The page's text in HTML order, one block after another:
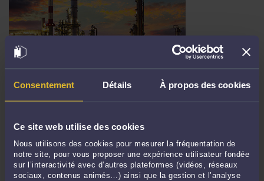
Consentement Détails À propos des cookies
Ce site web utilise des cookies
Nous utilisons des cookies pour mesurer la fréquentation de
notre site, pour vous proposer une expérience utilisateur fondée
sur l’interactivité avec d’autres plateformes (vidéos, réseaux
sociaux, contenus animés…) ainsi que la gestion et l’analyse
L'IMPACT DES DONATIONS SUR LA SUCCESSION EN FRANCE :
COMPRENDRE LES RÈGLES ET LES AVANTAGES FISCAUX
ParMurielle-Isabelle CAHEN le 19/03/2024
nombreuses familles en France. Les donations représentent un moyen crucial de
planifier la succession, permettant aux individus de transmettre une partie de
leur patrimoine de leur vivant. Comprendre les implications des donations sur la
succession est essentiel pour toute personne ...Lire la suite >